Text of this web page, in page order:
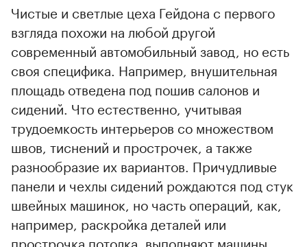
Чистые и светлые цеха Гейдона с первого
взгляда похожи на любой другой
современный автомобильный завод, но есть
своя специфика. Например, внушительная
площадь отведена под пошив салонов и
сидений. Что естественно, учитывая
трудоемкость интерьеров со множеством
швов, тиснений и прострочек, а также
разнообразие их вариантов. Причудливые
панели и чехлы сидений рождаются под стук
швейных машинок, но часть операций, как,
например, раскройка деталей или
прострочка потолка, выполняют машины.